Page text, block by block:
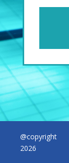
@copyright
2026